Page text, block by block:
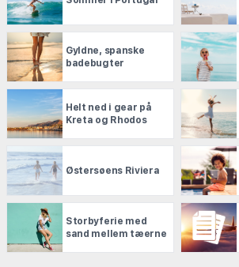
Gyldne, spanske
badebugter
Helt ned i gear på
Kreta og Rhodos
Østersøens Riviera
Storbyferie med
sand mellem tæerne